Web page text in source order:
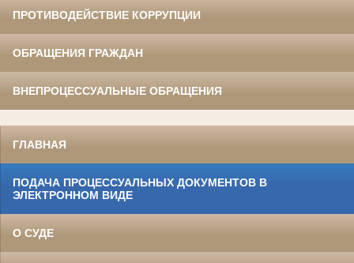
ПРОТИВОДЕЙСТВИЕ КОРРУПЦИИ
ОБРАЩЕНИЯ ГРАЖДАН
ВНЕПРОЦЕССУАЛЬНЫЕ ОБРАЩЕНИЯ
ГЛАВНАЯ
ПОДАЧА ПРОЦЕССУАЛЬНЫХ ДОКУМЕНТОВ В
ЭЛЕКТРОННОМ ВИДЕ
О СУДЕ